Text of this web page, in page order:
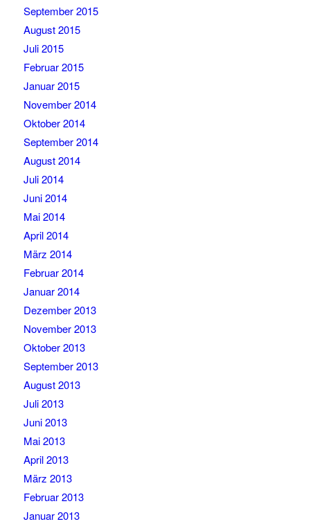
September 2015
August 2015
Juli 2015
Februar 2015
Januar 2015
November 2014
Oktober 2014
September 2014
August 2014
Juli 2014
Juni 2014
Mai 2014
April 2014
März 2014
Februar 2014
Januar 2014
Dezember 2013
November 2013
Oktober 2013
September 2013
August 2013
Juli 2013
Juni 2013
Mai 2013
April 2013
März 2013
Februar 2013
Januar 2013